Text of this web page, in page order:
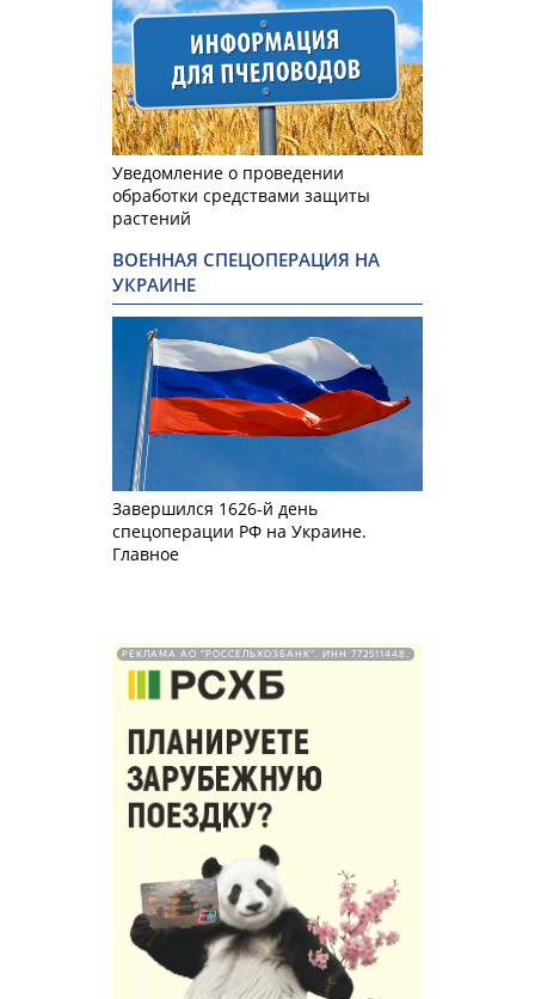
Уведомление о проведении
обработки средствами защиты
растений
ВОЕННАЯ СПЕЦОПЕРАЦИЯ НА
УКРАИНЕ
Завершился 1626-й день
спецоперации РФ на Украине.
Главное
РЕКЛАМА АО "РОССЕЛЬХОЗБАНК". ИНН 772511448.